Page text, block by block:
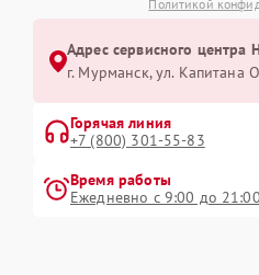
Политикой
Адрес сервисного центра
г. Мурманск, ул. Капитана
Горячая линия
+7 (800) 301-55-83
Время работы
Ежедневно с 9:00 до 21:00